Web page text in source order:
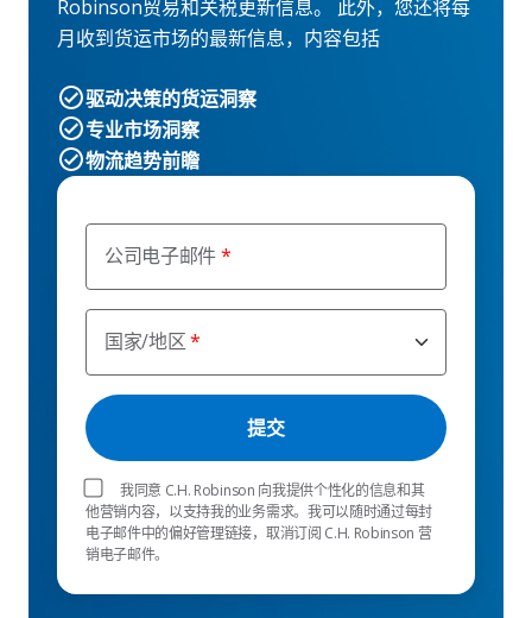
公司电子邮件
国家/地区
我同意 C.H. Robinson 向我提供个性化的信息和其
他营销内容，以支持我的业务需求。我可以随时通过每封
电子邮件中的偏好管理链接，取消订阅 C.H. Robinson 营
销电子邮件。
Robinson贸易和关税更新信息。 此外，您还将每
月收到货运市场的最新信息，内容包括
驱动决策的货运洞察
专业市场洞察
物流趋势前瞻